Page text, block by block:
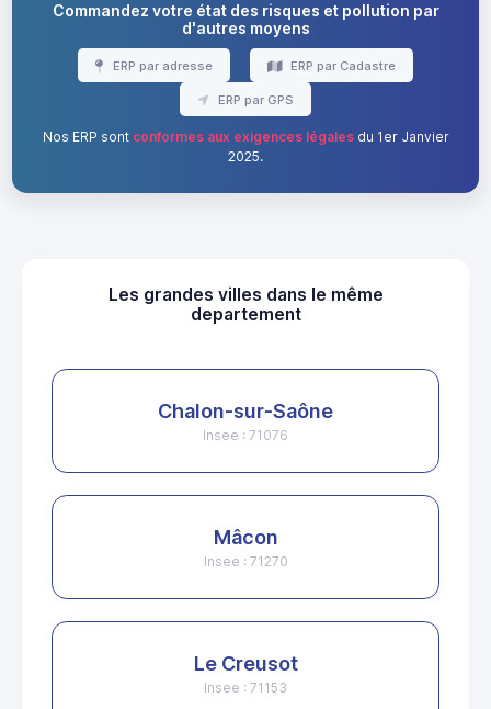
Commandez votre état des risques et pollution par
d'autres moyens
ERP par adresse ERP par Cadastre
ERP par GPS
Nos ERP sont conformes aux exigences légalesdu 1er Janvier
2025.
Les grandes villes dans le même
departement
Chalon-sur-Saône
Insee : 71076
Mâcon
Insee : 71270
Le Creusot
Insee : 71153